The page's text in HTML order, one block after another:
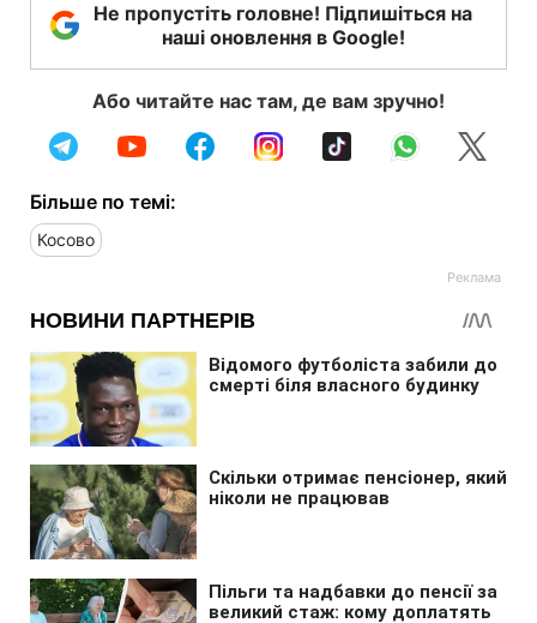
Не пропустіть головне! Підпишіться на
наші оновлення в Google!
Або читайте нас там, де вам зручно!
Більше по темі:
Косово